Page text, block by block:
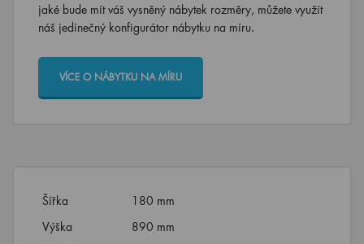
jaké bude mít váš vysněný nábytek rozměry, můžete využít
náš jedinečný konfigurátor nábytku na míru.
VÍCE O NÁBYTKU NA MÍRU
Šířka
180 mm
Výška
890 mm